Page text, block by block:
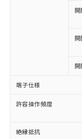
開
開
端子仕様
許容操作頻度
絶縁抵抗
ご利
以下の条件
本サ
商品
(税抜)
当社
対応予定：
有に対応し
対応予定な
非含有に非
調査・確認
非含有の対
商品です。
非該当品：
害物質有無
「○」：最
「×」：最